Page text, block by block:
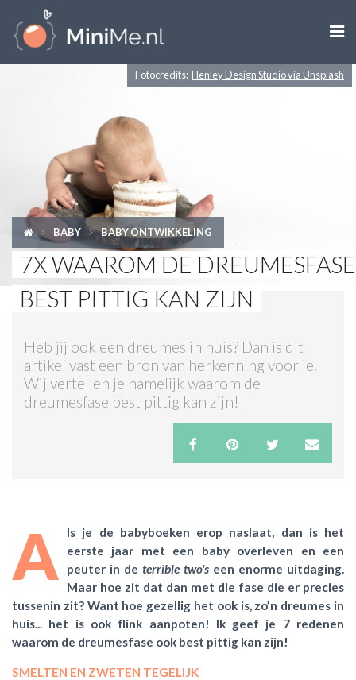

PEUTER
KIND
LIFESTYLE
SHOPS
ACTIES & KORTING
Fotocredits: Henley Design Studio via Unsplash
BABY BABY ONTWIKKELING
7X WAAROM DE DREUMESFASE
BEST PITTIG KAN ZIJN
Heb jij ook een dreumes in huis? Dan is dit
artikel vast een bron van herkenning voor je.
Wij vertellen je namelijk waarom de
dreumesfase best pittig kan zijn!
A
ls je de babyboeken erop naslaat, dan is het
eerste jaar met een baby overleven en een
peuter in de terrible two's een enorme uitdaging.
Maar hoe zit dat dan met die fase die er precies
tussenin zit? Want hoe gezellig het ook is, zo’n dreumes in
huis... het is ook flink aanpoten! Ik geef je 7 redenen
waarom de dreumesfase ook best pittig kan zijn!
SMELTEN EN ZWETEN TEGELIJK